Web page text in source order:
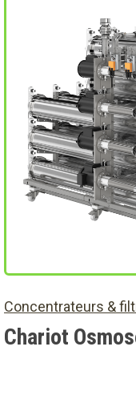
CONTINUER
Concentrateurs &
Chariot